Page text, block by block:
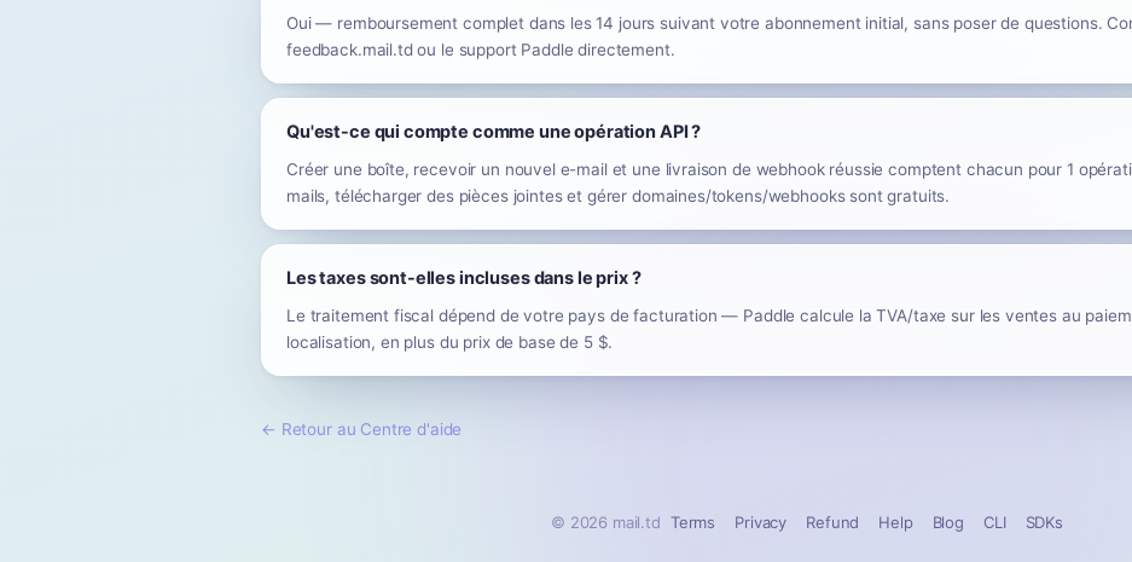
Oui — remboursement complet dans les 14 jours suivant votre abonnement initial, sans poser de questions.
feedback.mail.td ou le support Paddle directement.
Qu'est-ce qui compte comme une opération API ?
Créer une boîte, recevoir un nouvel e-mail et une livraison de webhook réussie comptent chacun pour 1
mails, télécharger des pièces jointes et gérer domaines/tokens/webhooks sont gratuits.
Les taxes sont-elles incluses dans le prix ?
Le traitement fiscal dépend de votre pays de facturation — Paddle calcule la TVA/taxe sur les ventes au
localisation, en plus du prix de base de 5 $.
← Retour au Centre d'aide
© 2026 mail.td Terms Privacy Refund Help Blog CLI SDKs